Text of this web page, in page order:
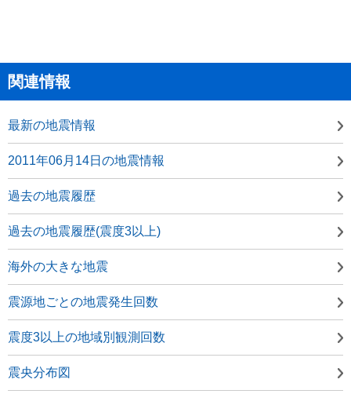
関連情報
最新の地震情報
2011年06月14日の地震情報
過去の地震履歴
過去の地震履歴(震度3以上)
海外の大きな地震
震源地ごとの地震発生回数
震度3以上の地域別観測回数
震央分布図